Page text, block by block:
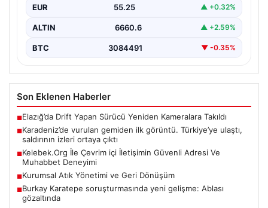
EUR 55.25 ▲ +0.32%
ALTIN 6660.6 ▲ +2.59%
BTC 3084491 ▼ -0.35%
Son Eklenen Haberler
■Elazığ’da Drift Yapan Sürücü Yeniden Kameralara Takıldı
■Karadeniz’de vurulan gemiden ilk görüntü. Türkiye’ye ulaştı,
saldırının izleri ortaya çıktı
■Kelebek.Org İle Çevrim içi İletişimin Güvenli Adresi Ve
Muhabbet Deneyimi
■Kurumsal Atık Yönetimi ve Geri Dönüşüm
■Burkay Karatepe soruşturmasında yeni gelişme: Ablası
gözaltında